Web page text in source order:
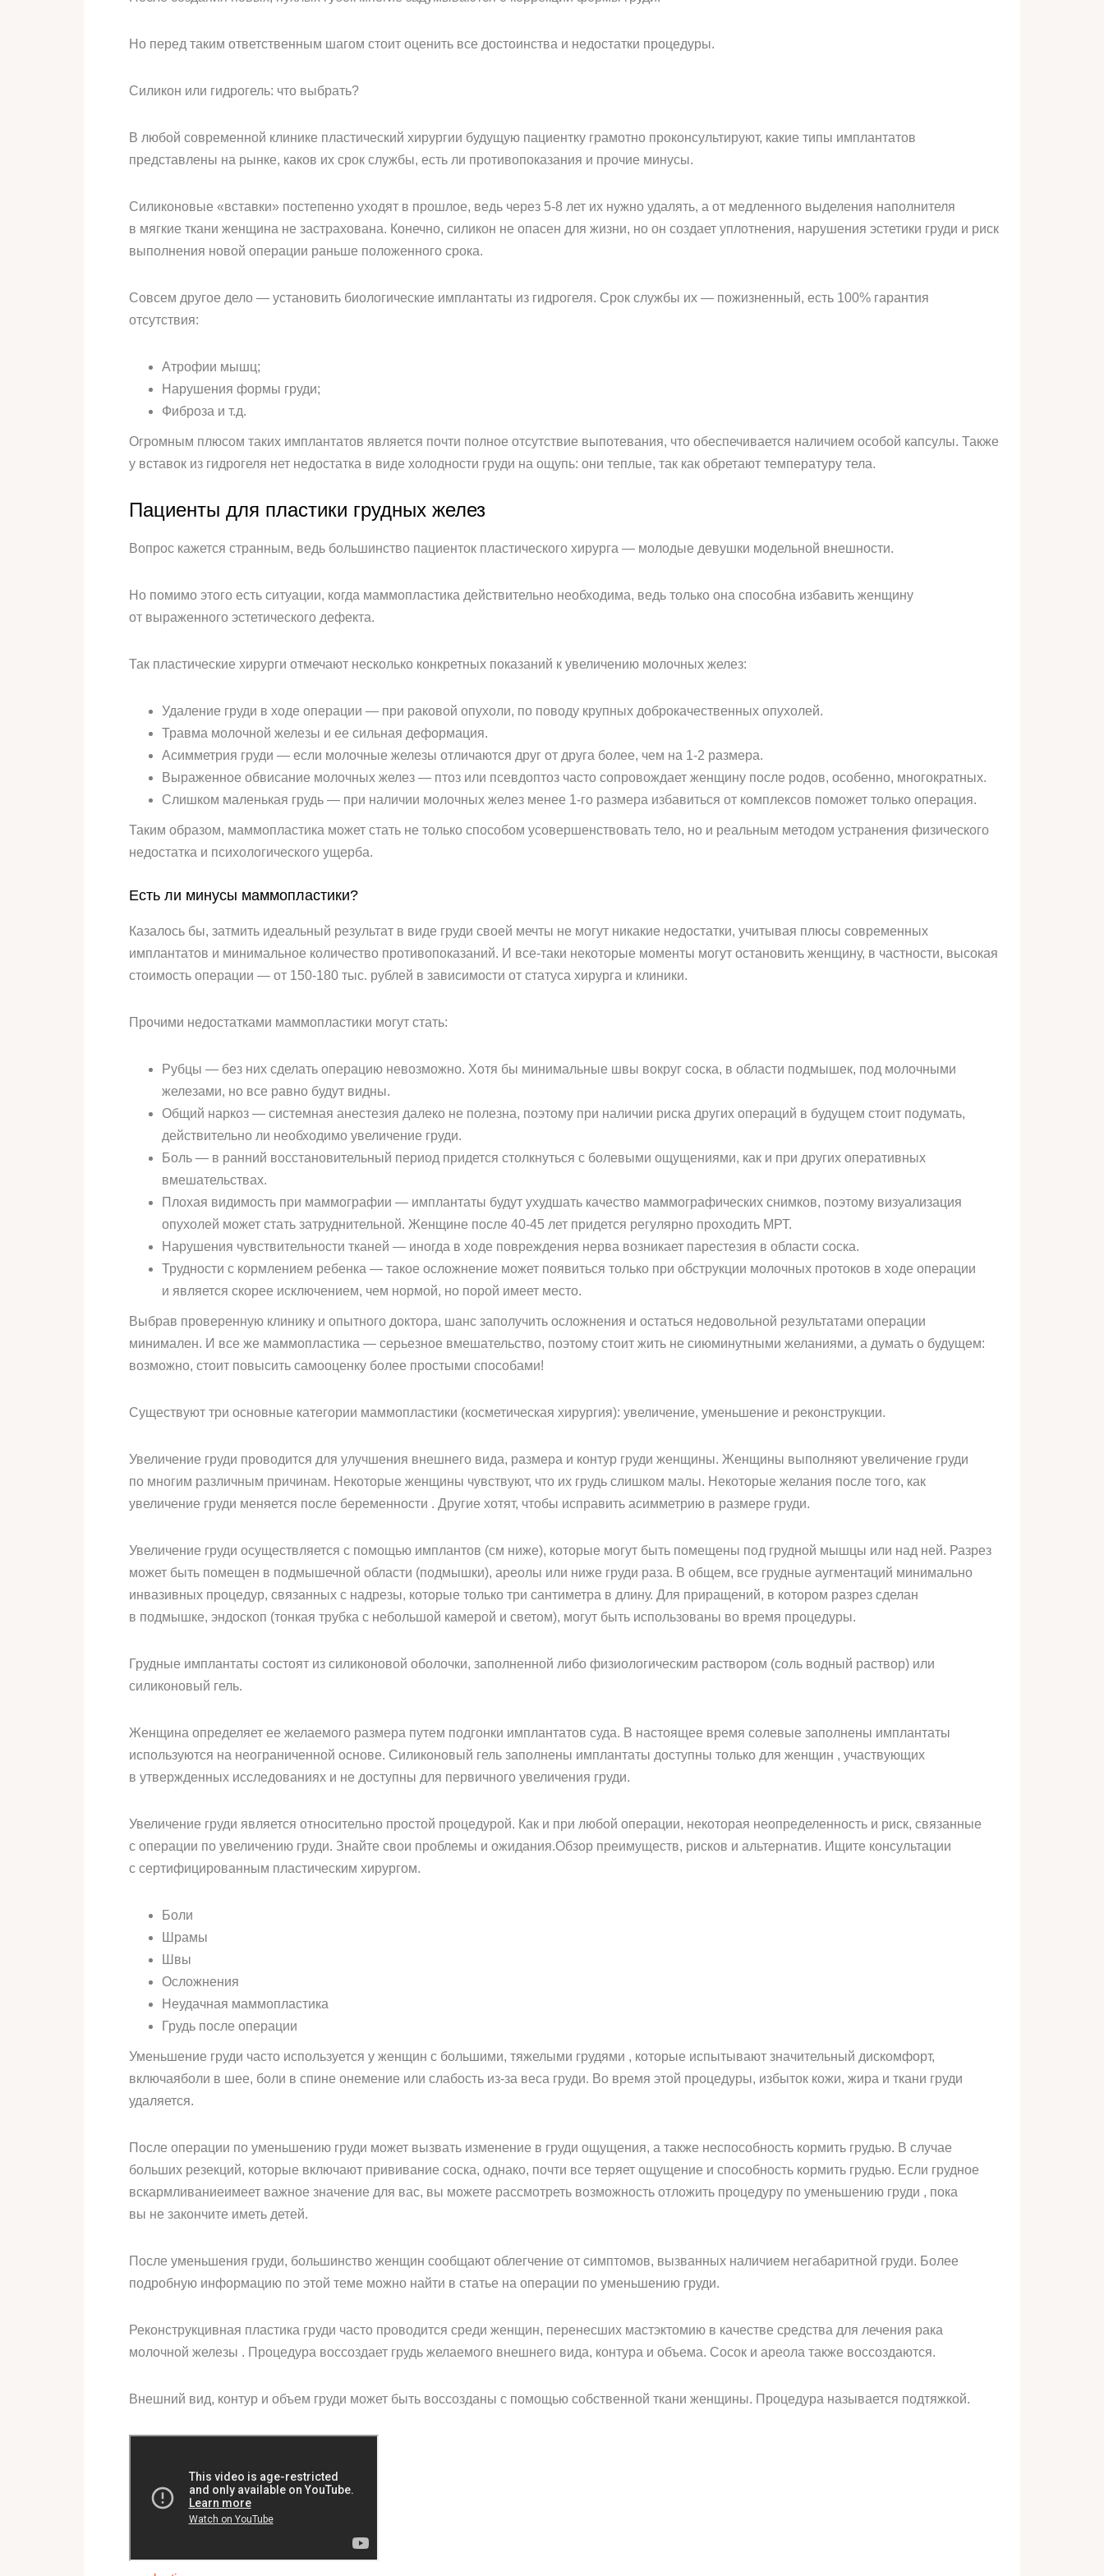
Но перед таким ответственным шагом стоит оценить все достоинства и недостатки процедуры.
Силикон или гидрогель: что выбрать?
В любой современной клинике пластический хирургии будущую пациентку грамотно проконсультируют, какие типы имплантатов
представлены на рынке, каков их срок службы, есть ли противопоказания и прочие минусы.
Силиконовые «вставки» постепенно уходят в прошлое, ведь через 5-8 лет их нужно удалять, а от медленного выделения наполнителя
в мягкие ткани женщина не застрахована. Конечно, силикон не опасен для жизни, но он создает уплотнения, нарушения эстетики груди и риск
выполнения новой операции раньше положенного срока.
Совсем другое дело — установить биологические имплантаты из гидрогеля. Срок службы их — пожизненный, есть 100% гарантия
отсутствия:
Атрофии мышц;
Нарушения формы груди;
Фиброза и т.д.
Огромным плюсом таких имплантатов является почти полное отсутствие выпотевания, что обеспечивается наличием особой капсулы. Также
у вставок из гидрогеля нет недостатка в виде холодности груди на ощупь: они теплые, так как обретают температуру тела.
Пациенты для пластики грудных желез
Вопрос кажется странным, ведь большинство пациенток пластического хирурга — молодые девушки модельной внешности.
Но помимо этого есть ситуации, когда маммопластика действительно необходима, ведь только она способна избавить женщину
от выраженного эстетического дефекта.
Так пластические хирурги отмечают несколько конкретных показаний к увеличению молочных желез:
Удаление груди в ходе операции — при раковой опухоли, по поводу крупных доброкачественных опухолей.
Травма молочной железы и ее сильная деформация.
Асимметрия груди — если молочные железы отличаются друг от друга более, чем на 1-2 размера.
Выраженное обвисание молочных желез — птоз или псевдоптоз часто сопровождает женщину после родов, особенно, многократных.
Слишком маленькая грудь — при наличии молочных желез менее 1-го размера избавиться от комплексов поможет только операция.
Таким образом, маммопластика может стать не только способом усовершенствовать тело, но и реальным методом устранения физического
недостатка и психологического ущерба.
Есть ли минусы маммопластики?
Казалось бы, затмить идеальный результат в виде груди своей мечты не могут никакие недостатки, учитывая плюсы современных
имплантатов и минимальное количество противопоказаний. И все-таки некоторые моменты могут остановить женщину, в частности, высокая
стоимость операции — от 150-180 тыс. рублей в зависимости от статуса хирурга и клиники.
Прочими недостатками маммопластики могут стать:
Рубцы — без них сделать операцию невозможно. Хотя бы минимальные швы вокруг соска, в области подмышек, под молочными
железами, но все равно будут видны.
Общий наркоз — системная анестезия далеко не полезна, поэтому при наличии риска других операций в будущем стоит подумать,
действительно ли необходимо увеличение груди.
Боль — в ранний восстановительный период придется столкнуться с болевыми ощущениями, как и при других оперативных
вмешательствах.
Плохая видимость при маммографии — имплантаты будут ухудшать качество маммографических снимков, поэтому визуализация
опухолей может стать затруднительной. Женщине после 40-45 лет придется регулярно проходить МРТ.
Нарушения чувствительности тканей — иногда в ходе повреждения нерва возникает парестезия в области соска.
Трудности с кормлением ребенка — такое осложнение может появиться только при обструкции молочных протоков в ходе операции
и является скорее исключением, чем нормой, но порой имеет место.
Выбрав проверенную клинику и опытного доктора, шанс заполучить осложнения и остаться недовольной результатами операции
минимален. И все же маммопластика — серьезное вмешательство, поэтому стоит жить не сиюминутными желаниями, а думать о будущем:
возможно, стоит повысить самооценку более простыми способами!
Существуют три основные категории маммопластики (косметическая хирургия): увеличение, уменьшение и реконструкции.
Увеличение груди проводится для улучшения внешнего вида, размера и контур груди женщины. Женщины выполняют увеличение груди
по многим различным причинам. Некоторые женщины чувствуют, что их грудь слишком малы. Некоторые желания после того, как
увеличение груди меняется после беременности . Другие хотят, чтобы исправить асимметрию в размере груди.
Увеличение груди осуществляется с помощью имплантов (см ниже), которые могут быть помещены под грудной мышцы или над ней. Разрез
может быть помещен в подмышечной области (подмышки), ареолы или ниже груди раза. В общем, все грудные аугментаций минимально
инвазивных процедур, связанных с надрезы, которые только три сантиметра в длину. Для приращений, в котором разрез сделан
в подмышке, эндоскоп (тонкая трубка с небольшой камерой и светом), могут быть использованы во время процедуры.
Грудные имплантаты состоят из силиконовой оболочки, заполненной либо физиологическим раствором (соль водный раствор) или
силиконовый гель.
Женщина определяет ее желаемого размера путем подгонки имплантатов суда. В настоящее время солевые заполнены имплантаты
используются на неограниченной основе. Силиконовый гель заполнены имплантаты доступны только для женщин , участвующих
в утвержденных исследованиях и не доступны для первичного увеличения груди.
Увеличение груди является относительно простой процедурой. Как и при любой операции, некоторая неопределенность и риск, связанные
с операции по увеличению груди. Знайте свои проблемы и ожидания.Обзор преимуществ, рисков и альтернатив. Ищите консультации
с сертифицированным пластическим хирургом.
Боли
Шрамы
Швы
Осложнения
Неудачная маммопластика
Грудь после операции
Уменьшение груди часто используется у женщин с большими, тяжелыми грудями , которые испытывают значительный дискомфорт,
включаяболи в шее, боли в спине онемение или слабость из-за веса груди. Во время этой процедуры, избыток кожи, жира и ткани груди
удаляется.
После операции по уменьшению груди может вызвать изменение в груди ощущения, а также неспособность кормить грудью. В случае
больших резекций, которые включают прививание соска, однако, почти все теряет ощущение и способность кормить грудью. Если грудное
вскармливаниеимеет важное значение для вас, вы можете рассмотреть возможность отложить процедуру по уменьшению груди , пока
вы не закончите иметь детей.
После уменьшения груди, большинство женщин сообщают облегчение от симптомов, вызванных наличием негабаритной груди. Более
подробную информацию по этой теме можно найти в статье на операции по уменьшению груди.
Реконструкцивная пластика груди часто проводится среди женщин, перенесших мастэктомию в качестве средства для лечения рака
молочной железы . Процедура воссоздает грудь желаемого внешнего вида, контура и объема. Сосок и ареола также воссоздаются.
Внешний вид, контур и объем груди может быть воссозданы с помощью собственной ткани женщины. Процедура называется подтяжкой.